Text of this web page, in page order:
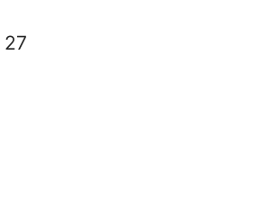
27